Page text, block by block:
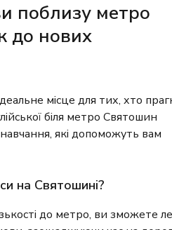
поблизу метро
до нових
місце для тих, хто
біля метро Святошин
які допоможуть вам
на Святошині?
до метро, ви зможете